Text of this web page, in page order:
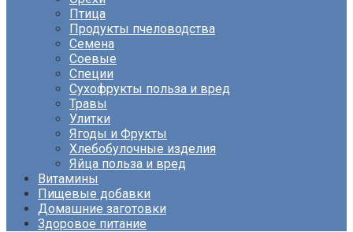
Птица
Продукты пчеловодства
Семена
Соевые
Специи
Сухофрукты польза и вред
Травы
Улитки
Ягоды и Фрукты
Хлебобулочные изделия
Яйца польза и вред
Витамины
Пищевые добавки
Домашние заготовки
Здоровое питание